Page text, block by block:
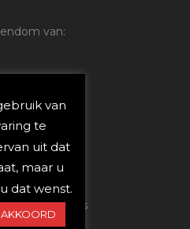
van:
Joost Custers
van
te
uit dat
maar u
dat wenst.
AKKOORD